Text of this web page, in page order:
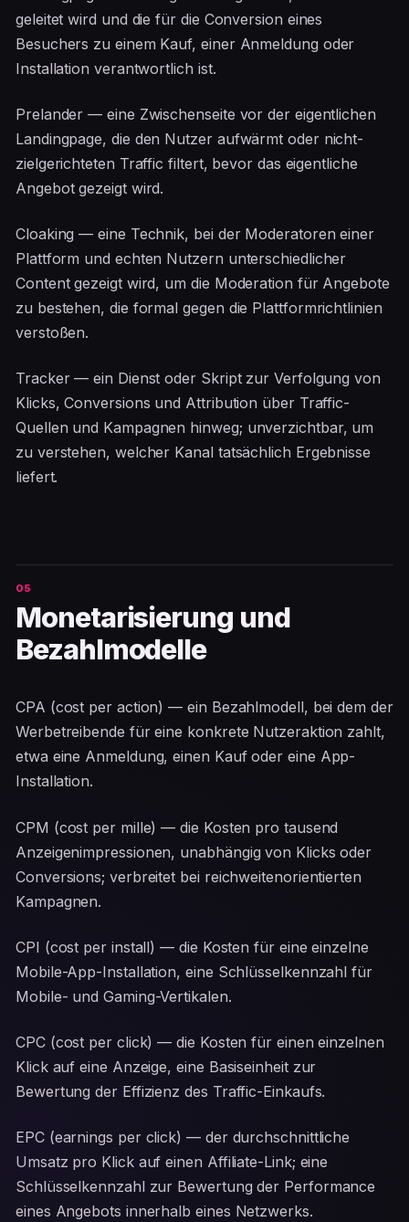
geleitet wird und die für die Conversion eines
Besuchers zu einem Kauf, einer Anmeldung oder
Installation verantwortlich ist.
Prelander — eine Zwischenseite vor der eigentlichen
Landingpage, die den Nutzer aufwärmt oder nicht-
zielgerichteten Traffic filtert, bevor das eigentliche
Angebot gezeigt wird.
Cloaking — eine Technik, bei der Moderatoren einer
Plattform und echten Nutzern unterschiedlicher
Content gezeigt wird, um die Moderation für Angebote
zu bestehen, die formal gegen die Plattformrichtlinien
verstoßen.
Tracker — ein Dienst oder Skript zur Verfolgung von
Klicks, Conversions und Attribution über Traffic-
Quellen und Kampagnen hinweg; unverzichtbar, um
zu verstehen, welcher Kanal tatsächlich Ergebnisse
liefert.
Monetarisierung und
Bezahlmodelle
CPA (cost per action) — ein Bezahlmodell, bei dem der
Werbetreibende für eine konkrete Nutzeraktion zahlt,
etwa eine Anmeldung, einen Kauf oder eine App-
Installation.
CPM (cost per mille) — die Kosten pro tausend
Anzeigenimpressionen, unabhängig von Klicks oder
Conversions; verbreitet bei reichweitenorientierten
Kampagnen.
CPI (cost per install) — die Kosten für eine einzelne
Mobile-App-Installation, eine Schlüsselkennzahl für
Mobile- und Gaming-Vertikalen.
CPC (cost per click) — die Kosten für einen einzelnen
Klick auf eine Anzeige, eine Basiseinheit zur
Bewertung der Effizienz des Traffic-Einkaufs.
EPC (earnings per click) — der durchschnittliche
Umsatz pro Klick auf einen Affiliate-Link; eine
Schlüsselkennzahl zur Bewertung der Performance
eines Angebots innerhalb eines Netzwerks.